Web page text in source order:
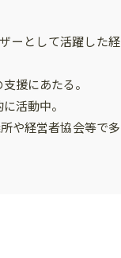
ーとして活躍した経
援にあたる。
活動中。
や経営者協会等で多